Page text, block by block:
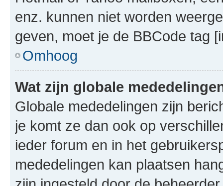
enz. kunnen niet worden
geven, moet je de BBCode tag
Omhoog
Wat zijn globale
Globale mededelingen zijn
je komt ze dan ook op
ieder forum en in het
mededelingen kan plaatsen